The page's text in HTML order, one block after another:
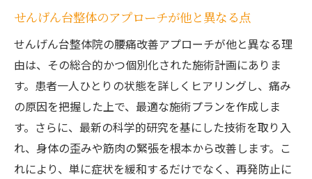
せんげん台整体院での腰痛改善が日常生活に与
える驚きの変化
腰痛改善後の日常生活の変化とは
動作の向上がもたらす生活の質向上
腰痛改善による仕事への影響
家事や趣味を楽しむための体づくり
せんげん台整体のアプローチが他と異なる点
せんげん台整体院の腰痛改善アプローチが他と異なる理
由は、その総合的かつ個別化された施術計画にありま
す。患者一人ひとりの状態を詳しくヒアリングし、痛み
の原因を把握した上で、最適な施術プランを作成しま
す。さらに、最新の科学的研究を基にした技術を取り入
れ、身体の歪みや筋肉の緊張を根本から改善します。こ
れにより、単に症状を緩和するだけでなく、再発防止に